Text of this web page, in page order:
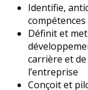
Identifie,
Définit et
carrière et
l’entreprise
Conçoit et